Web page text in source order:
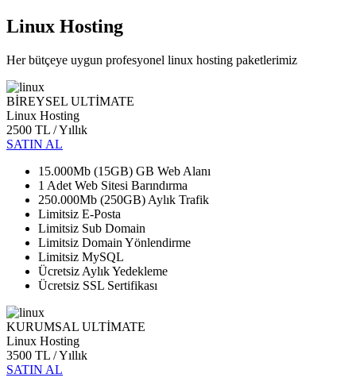
Linux Hosting
Her bütçeye uygun profesyonel linux hosting paketlerimiz
BİREYSEL ULTİMATE
Linux Hosting
2500 TL / Yıllık
SATIN AL
15.000Mb (15GB) GB Web Alanı
1 Adet Web Sitesi Barındırma
250.000Mb (250GB) Aylık Trafik
Limitsiz E-Posta
Limitsiz Sub Domain
Limitsiz Domain Yönlendirme
Limitsiz MySQL
Ücretsiz Aylık Yedekleme
Ücretsiz SSL Sertifikası
KURUMSAL ULTİMATE
Linux Hosting
3500 TL / Yıllık
SATIN AL